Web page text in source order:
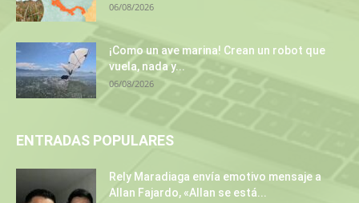
06/08/2026
¡Como un ave marina! Crean un robot que
vuela, nada y...
06/08/2026
ENTRADAS POPULARES
Rely Maradiaga envía emotivo mensaje a
Allan Fajardo, «Allan se está...